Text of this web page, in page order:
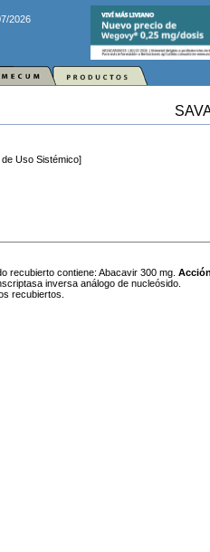
2026
Uso Sistémico]
recubierto contiene: Abacavir 300 mg. Acción
inversa análogo de nucleósido.
recubiertos.